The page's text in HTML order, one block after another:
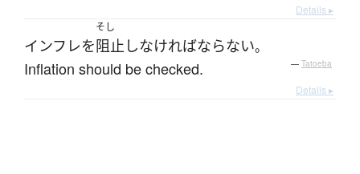
Details ▸
インフレを
そし
阻止 しなければならない。
Inflation should be checked. — Tatoeba
Details ▸